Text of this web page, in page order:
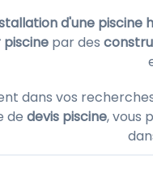
d'une piscine
piscinepar des
dans vos
de devis piscine, vous